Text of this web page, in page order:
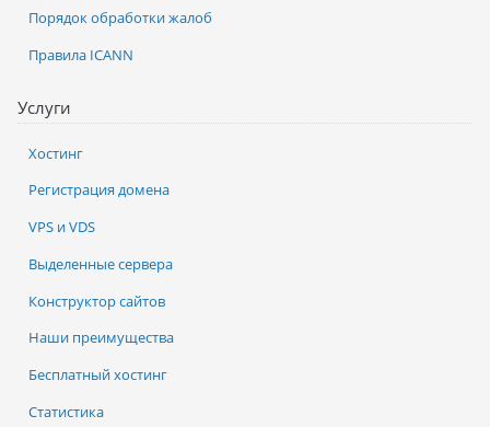
Услуги
Хостинг
Регистрация домена
VPS и VDS
Выделенные сервера
Конструктор сайтов
Наши преимущества
Бесплатный хостинг
Статистика
Порядок обработки жалоб
Правила ICANN